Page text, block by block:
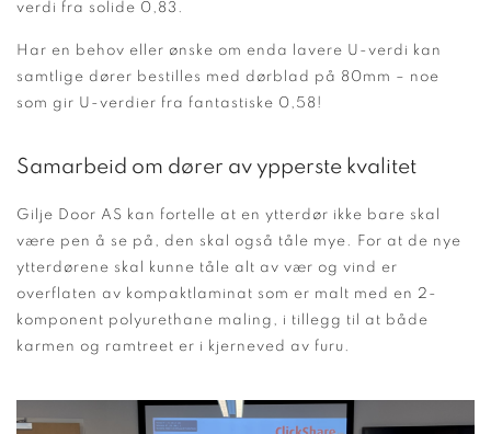
verdi fra solide 0,83.
Har en behov eller ønske om enda lavere U-verdi kan
samtlige dører bestilles med dørblad på 80mm – noe
som gir U-verdier fra fantastiske 0,58!
Samarbeid om dører av ypperste kvalitet
Gilje Door AS kan fortelle at en ytterdør ikke bare skal
være pen å se på, den skal også tåle mye. For at de nye
ytterdørene skal kunne tåle alt av vær og vind er
overflaten av kompaktlaminat som er malt med en 2-
komponent polyurethane maling, i tillegg til at både
karmen og ramtreet er i kjerneved av furu.